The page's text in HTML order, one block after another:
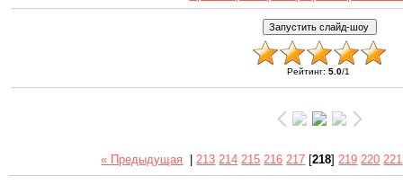
Рейтинг:5.0/1
« Предыдущая |213 214 215 216 217 [218]219 220 221